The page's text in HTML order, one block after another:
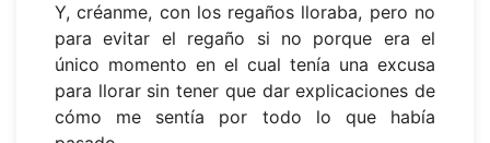
Y, créanme, con los regaños lloraba, pero no
para evitar el regaño si no porque era el
único momento en el cual tenía una excusa
para llorar sin tener que dar explicaciones de
cómo me sentía por todo lo que había